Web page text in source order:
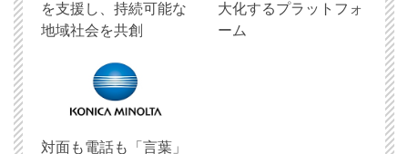
を支援し、持続可能な
地域社会を共創
大化するプラットフォ
ーム
対面も電話も「言葉」